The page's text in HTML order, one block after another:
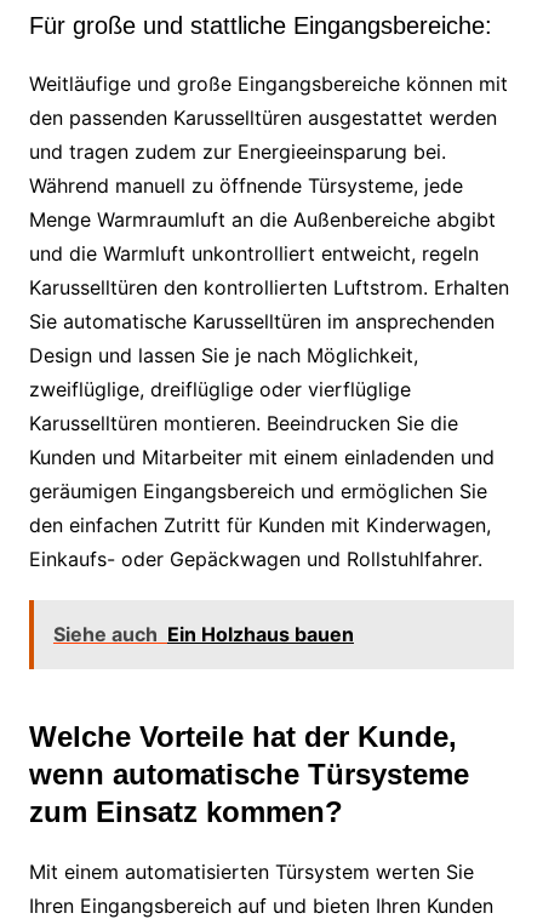
Für große und stattliche Eingangsbereiche:
Weitläufige und große Eingangsbereiche können mit
den passenden Karusselltüren ausgestattet werden
und tragen zudem zur Energieeinsparung bei.
Während manuell zu öffnende Türsysteme, jede
Menge Warmraumluft an die Außenbereiche abgibt
und die Warmluft unkontrolliert entweicht, regeln
Karusselltüren den kontrollierten Luftstrom. Erhalten
Sie automatische Karusselltüren im ansprechenden
Design und lassen Sie je nach Möglichkeit,
zweiflüglige, dreiflüglige oder vierflüglige
Karusselltüren montieren. Beeindrucken Sie die
Kunden und Mitarbeiter mit einem einladenden und
geräumigen Eingangsbereich und ermöglichen Sie
den einfachen Zutritt für Kunden mit Kinderwagen,
Einkaufs- oder Gepäckwagen und Rollstuhlfahrer.
Siehe auch Ein Holzhaus bauen
Welche Vorteile hat der Kunde,
wenn automatische Türsysteme
zum Einsatz kommen?
Mit einem automatisierten Türsystem werten Sie
Ihren Eingangsbereich auf und bieten Ihren Kunden